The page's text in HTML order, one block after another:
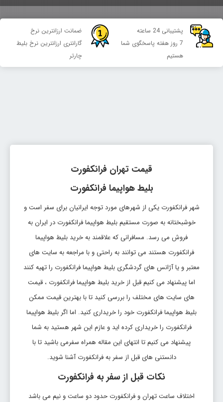
پشتیبانی 24 ساعته
7 روز هفته پاسخگوی شما
هستیم
ضمانت ارزانترین نرخ
گارانتری ارزانترین نرخ بلیط
چارتر
قیمت تهران فرانکفورت
بلیط هواپیما فرانکفورت
شهر فرانکفورت یکی از شهرهای مورد توجه ایرانیان برای سفر است و
خوشبختانه به صورت مستقیم بلیط هواپیما فرانکفورت در ایران به
فروش می رسد. مسافرانی که علاقمند به خرید بلیط هواپیما
فرانکفورت هستند می توانند به راحتی و با مراجعه به سایت های
معتبر و یا آژانس های گردشگری بلیط هواپیما فرانکفورت را تهیه کنند
اما پیشنهاد می کنیم قبل از خرید بلیط هواپیما فرانکفورت ، قیمت
های سایت های مختلف را بررسی کنید تا با بهترین قیمت ممکن
بلیط هواپیما فرانکفورت خود را خریداری کنید. اما اگر بلیط هواپیما
فرانکفورت را خریداری کرده اید و عازم این شهر هستید به شما
پیشنهاد می کنیم تا انتهای این مقاله همراه سفرمی باشید تا با
دانستنی های قبل از سفر به فرانکفورت آشنا شوید.
نکات قبل از سفر به فرانکفورت
اختلاف ساعت تهران و فرانکفورت حدود دو ساعت و نیم می باشد